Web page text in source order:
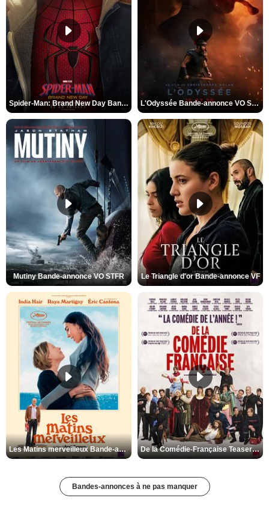
Spider-Man: Brand New Day Bande-annonce VO STFR L'Odyssée Bande-annonce VO STFR
Mutiny Bande-annonce VO STFR Le Triangle d'or Bande-annonce VF
Les Matins merveilleux Bande-annonce VF De la Comédie-Française Teaser VF
Bandes-annonces à ne pas manquer